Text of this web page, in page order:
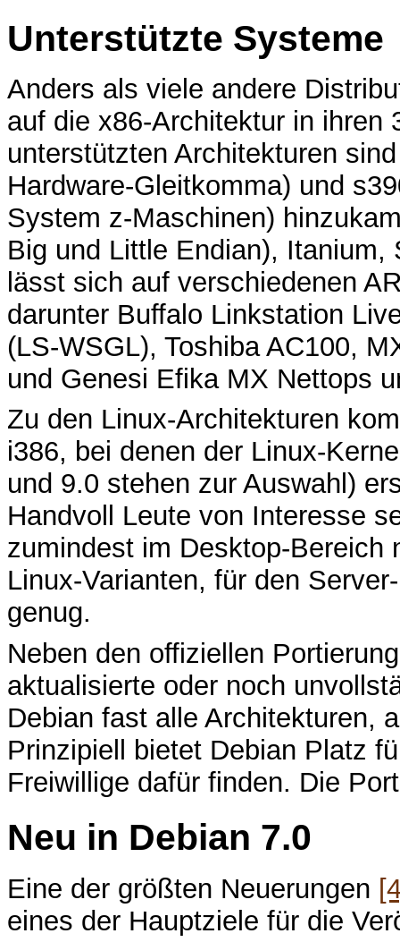
Unterstützte Systeme
Anders als viele andere
auf die x86-Architektur in ihren
unterstützten Architekturen
Hardware-Gleitkomma) und
System z-Maschinen)
Big und Little Endian),
lässt sich auf verschiedenen
darunter Buffalo Linkstation
(LS-WSGL), Toshiba AC100,
und Genesi Efika MX Nettops
Zu den Linux-Architekturen
i386, bei denen der Linux-
und 9.0 stehen zur Auswahl)
Handvoll Leute von Interesse
zumindest im Desktop-Bereich
Linux-Varianten, für den
genug.
Neben den offiziellen
aktualisierte oder noch
Debian fast alle Architekturen,
Prinzipiell bietet Debian Platz
Freiwillige dafür finden. Die
Neu in Debian 7.0
Eine der größten Neuerungen
eines der Hauptziele für die